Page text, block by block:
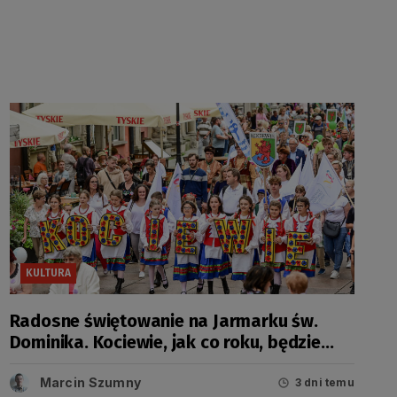
KULTURA
Radosne świętowanie na Jarmarku św.
Dominika. Kociewie, jak co roku, będzie
Marcin Szumny 3 dni temu